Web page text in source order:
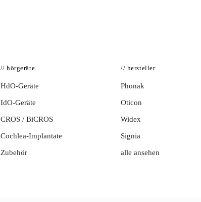
// hörgeräte
HdO-Geräte
IdO-Geräte
CROS / BiCROS
Cochlea-Implantate
Zubehör
// hersteller
Phonak
Oticon
Widex
Signia
alle ansehen